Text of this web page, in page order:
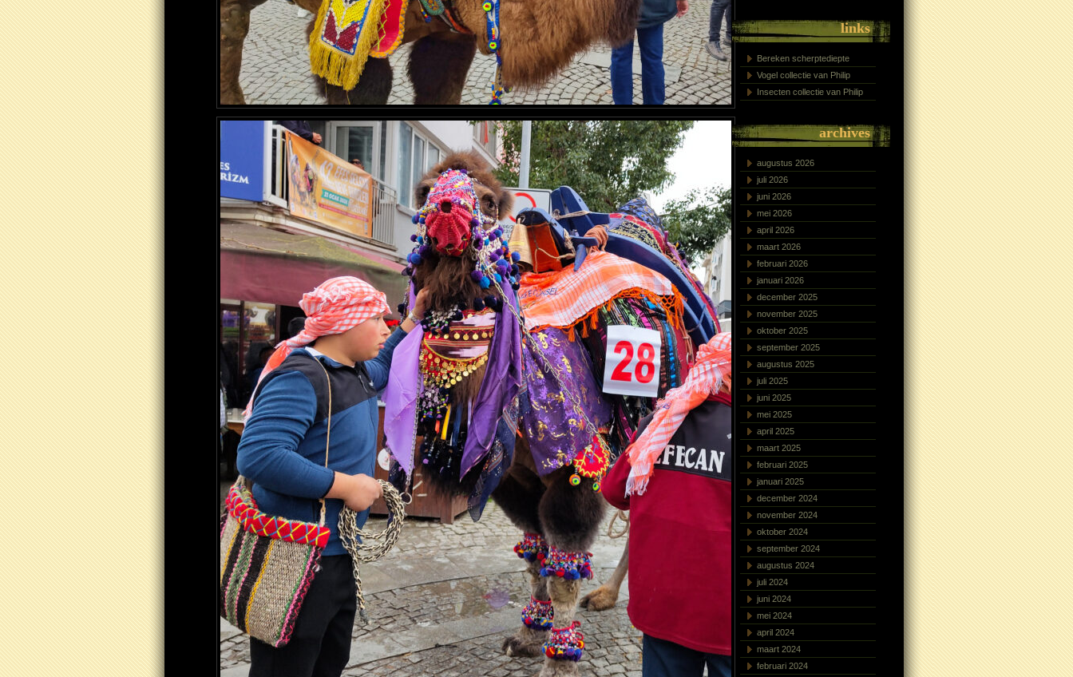
links
Bereken scherptediepte
Vogel collectie van Philip
Insecten collectie van Philip
archives
augustus 2026
juli 2026
juni 2026
mei 2026
april 2026
maart 2026
februari 2026
januari 2026
december 2025
november 2025
oktober 2025
september 2025
augustus 2025
juli 2025
juni 2025
mei 2025
april 2025
maart 2025
februari 2025
januari 2025
december 2024
november 2024
oktober 2024
september 2024
augustus 2024
juli 2024
juni 2024
mei 2024
april 2024
maart 2024
februari 2024